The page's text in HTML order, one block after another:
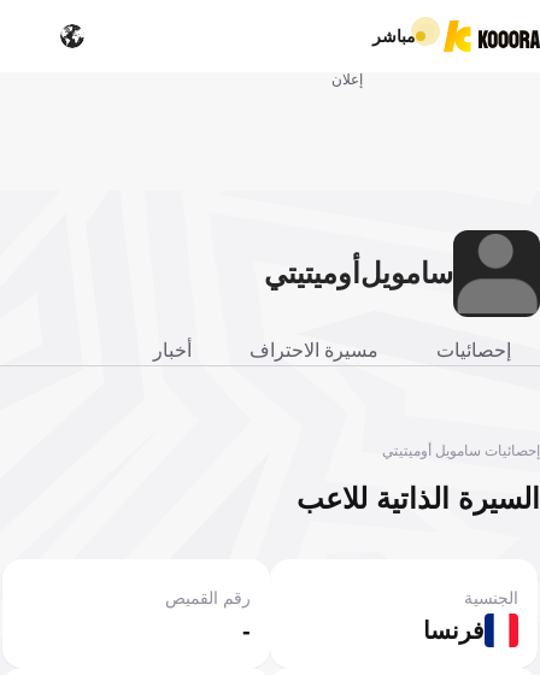
مباشر
إعلان
سامويل أوميتيتي
إحصائيات مسيرة الاحتراف أخبار
إحصائيات سامويل أوميتيتي
السيرة الذاتية للاعب
فرنسا
الجنسية
-
رقم القميص